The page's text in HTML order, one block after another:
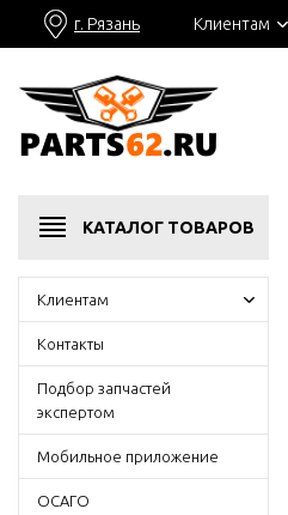
г. Рязань Клиентам
КАТАЛОГ ТОВАРОВ
Клиентам
Контакты
Подбор запчастей
экспертом
Мобильное приложение
ОСАГО